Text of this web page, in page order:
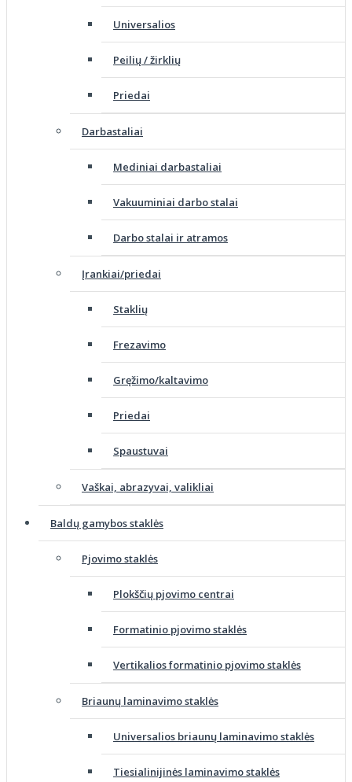
Universalios
Peilių / žirklių
Priedai
Darbastaliai
Mediniai darbastaliai
Vakuuminiai darbo stalai
Darbo stalai ir atramos
Įrankiai/priedai
Staklių
Frezavimo
Gręžimo/kaltavimo
Priedai
Spaustuvai
Vaškai, abrazyvai, valikliai
Baldų gamybos staklės
Pjovimo staklės
Plokščių pjovimo centrai
Formatinio pjovimo staklės
Vertikalios formatinio pjovimo staklės
Briaunų laminavimo staklės
Universalios briaunų laminavimo staklės
Tiesialinijinės laminavimo staklės